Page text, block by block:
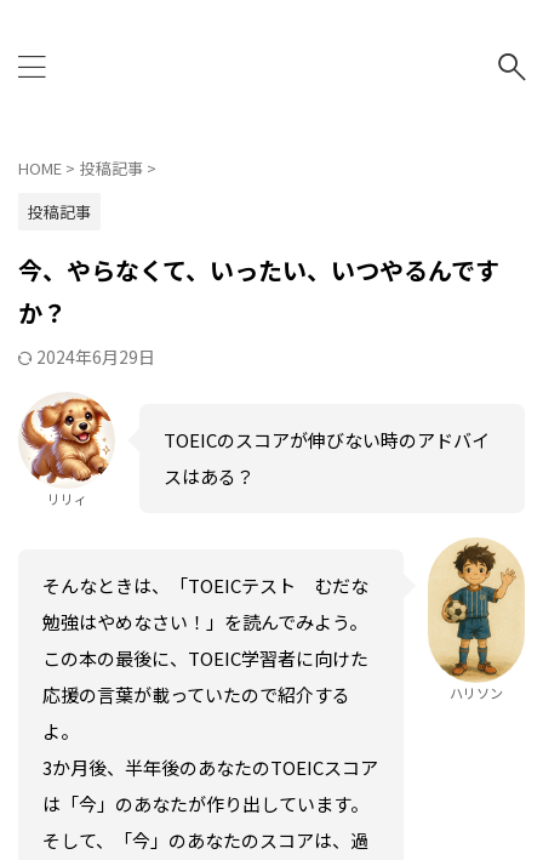
HOME > 投稿記事 >
投稿記事
今、やらなくて、いったい、いつやるんです
か？
2024年6月29日
リリィ
TOEICのスコアが伸びない時のアドバイ
スはある？
そんなときは、「TOEICテスト むだな
勉強はやめなさい！」を読んでみよう。
この本の最後に、TOEIC学習者に向けた
応援の言葉が載っていたので紹介する
よ。
3か月後、半年後のあなたのTOEICスコア
は「今」のあなたが作り出しています。
そして、「今」のあなたのスコアは、過
ハリソン